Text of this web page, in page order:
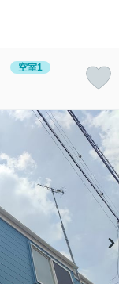
空室1